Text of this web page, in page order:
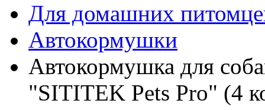
Для домашних
Автокормушки
Автокормушка для
"SITITEK Pets Pro" (4